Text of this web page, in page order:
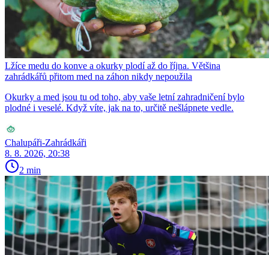
Lžíce medu do konve a okurky plodí až do října. Většina
zahrádkářů přitom med na záhon nikdy nepoužila
Okurky a med jsou tu od toho, aby vaše letní zahradničení bylo
plodné i veselé. Když víte, jak na to, určitě nešlápnete vedle.
Chalupáři-Zahrádkáři
8. 8. 2026, 20:38
2 min